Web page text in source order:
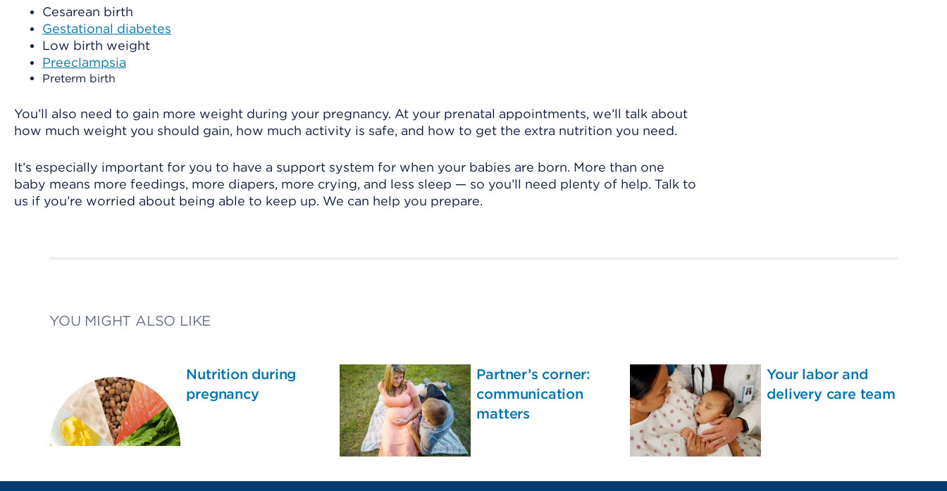
Cesarean birth
Gestational diabetes
Low birth weight
Preeclampsia
Preterm birth
You’ll also need to gain more weight during your pregnancy. At your prenatal appointments, we’ll talk about
how much weight you should gain, how much activity is safe, and how to get the extra nutrition you need.
It’s especially important for you to have a support system for when your babies are born. More than one
baby means more feedings, more diapers, more crying, and less sleep — so you’ll need plenty of help. Talk to
us if you’re worried about being able to keep up. We can help you prepare.
YOU MIGHT ALSO LIKE
Nutrition during
pregnancy
Partner’s corner:
communication
matters
Your labor and
delivery care team